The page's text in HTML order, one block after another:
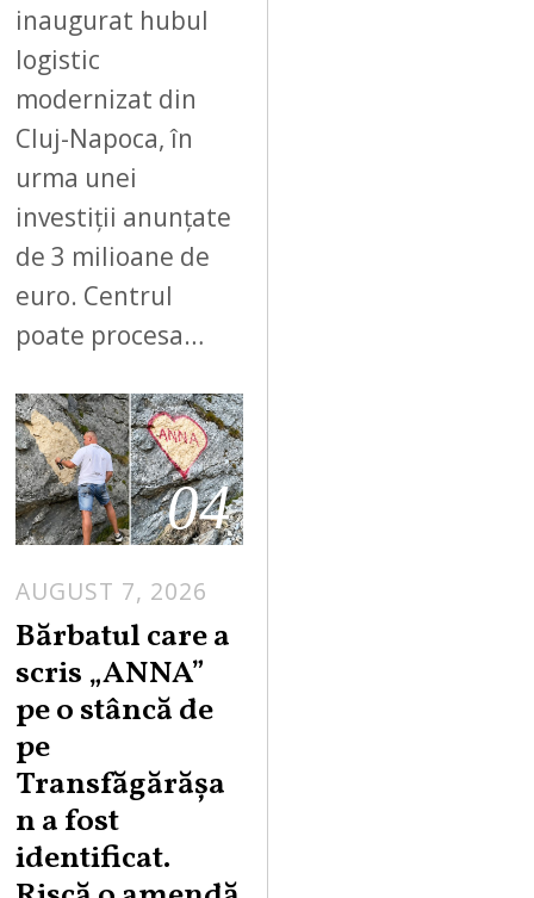
inaugurat hubul
logistic
modernizat din
Cluj-Napoca, în
urma unei
investiții anunțate
de 3 milioane de
euro. Centrul
poate procesa…
04
AUGUST 7, 2026
Bărbatul care a
scris „ANNA”
pe o stâncă de
pe
Transfăgărășa
n a fost
identificat.